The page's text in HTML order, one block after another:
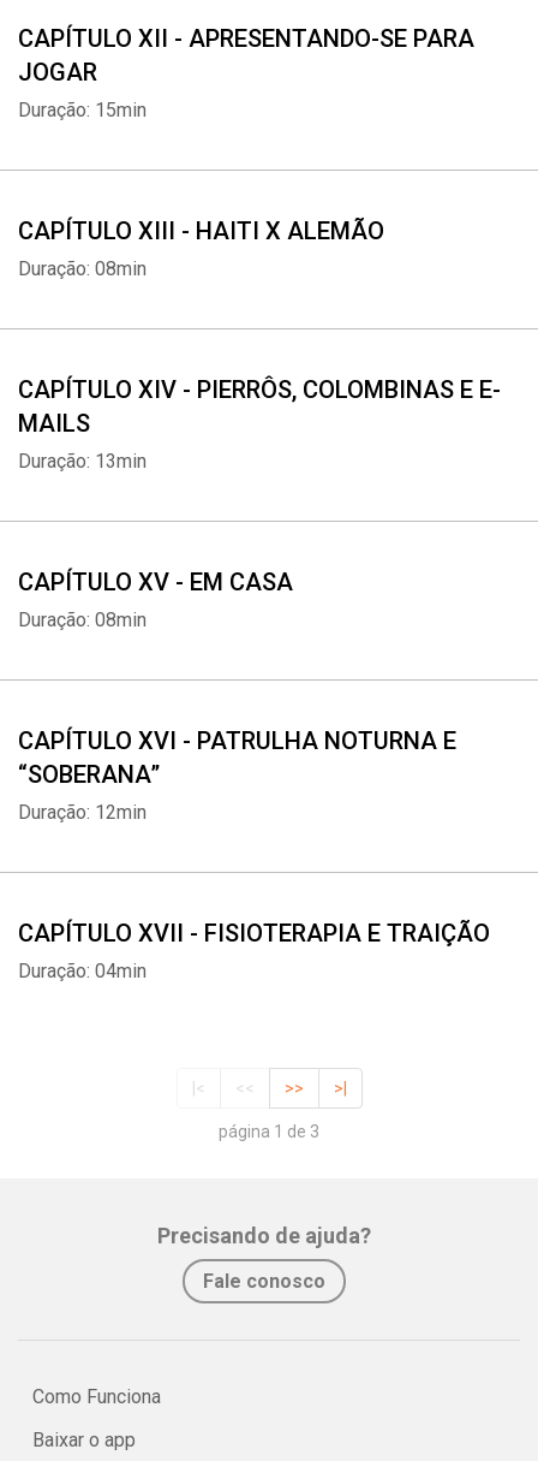
CAPÍTULO XII - APRESENTANDO-SE PARA
JOGAR
Duração: 15min
CAPÍTULO XIII - HAITI X ALEMÃO
Duração: 08min
CAPÍTULO XIV - PIERRÔS, COLOMBINAS E E-
MAILS
Duração: 13min
CAPÍTULO XV - EM CASA
Duração: 08min
CAPÍTULO XVI - PATRULHA NOTURNA E
“SOBERANA”
Duração: 12min
CAPÍTULO XVII - FISIOTERAPIA E TRAIÇÃO
Duração: 04min
|< << >> >|
página 1 de 3
Precisando de ajuda?
Fale conosco
Como Funciona
Baixar o app